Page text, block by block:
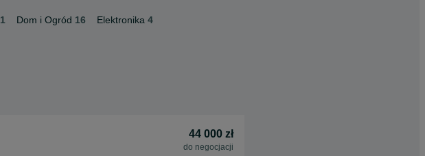
1 Dom i Ogród 16 Elektronika 4
44 000 zł
do negocjacji